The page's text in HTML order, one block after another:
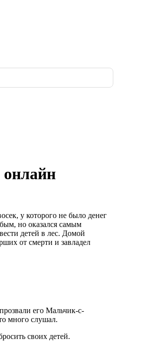
у которого не было денег
но оказался самым
детей в лес. Домой
от смерти и завладел
его Мальчик-с-
много слушал.
своих детей.